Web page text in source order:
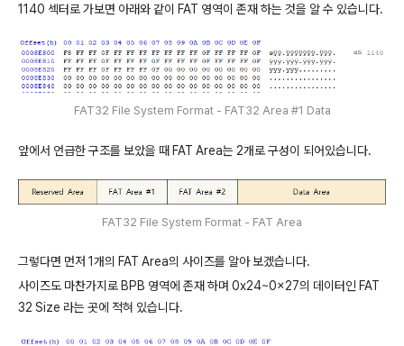
1140 섹터로 가보면 아래와 같이 FAT 영역이 존재 하는 것을 알 수 있습니다.
FAT32 File System Format - FAT32 Area #1 Data
앞에서 언급한 구조를 보았을 때 FAT Area는 2개로 구성이 되어있습니다.
FAT32 File System Format - FAT Area
그렇다면 먼저 1개의 FAT Area의 사이즈를 알아 보겠습니다.
사이즈도 마찬가지로 BPB 영역에 존재 하며 0x24~0x27의 데이터인 FAT
32 Size 라는 곳에 적혀 있습니다.